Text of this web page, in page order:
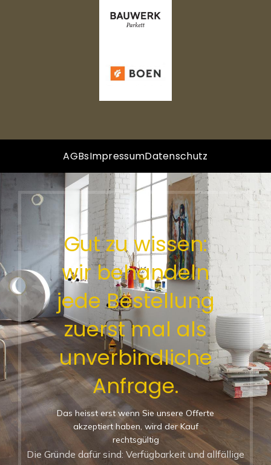
AGBsImpressumDatenschutz
Gut zu wissen:
wir behandeln
jede Bestellung
zuerst mal als
unverbindliche
Anfrage.
Das heisst erst wenn Sie unsere Offerte
akzeptiert haben, wird der Kauf
rechtsgültig
Die Gründe dafür sind: Verfügbarkeit und allfällige